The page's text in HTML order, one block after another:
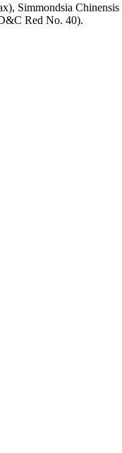
Simmondsia Chinensis
Red No. 40).